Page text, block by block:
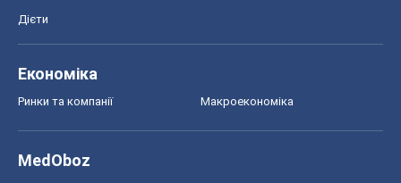
Дієти
Економіка
Ринки та компанії Макроекономіка
MedOboz